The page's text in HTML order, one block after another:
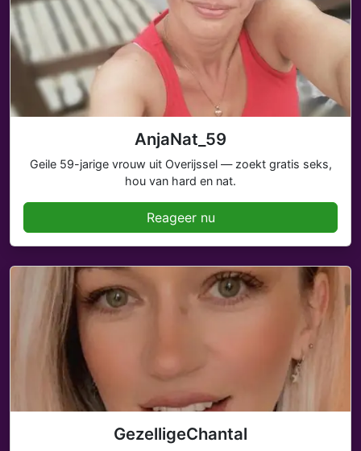
AnjaNat_59
Geile 59-jarige vrouw uit Overijssel — zoekt gratis seks,
hou van hard en nat.
Reageer nu
GezelligeChantal